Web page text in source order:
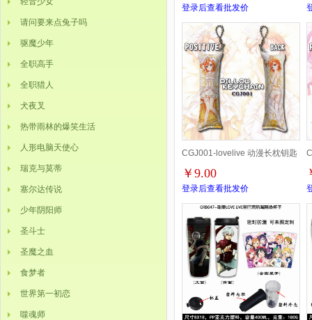
请问要来点兔子吗
驱魔少年
全职高手
全职猎人
犬夜叉
热带雨林的爆笑生活
人形电脑天使心
瑞克与莫蒂
塞尔达传说
少年阴阳师
圣斗士
圣魔之血
食梦者
世界第一初恋
噬魂师
登录后查看批发价
CGJ001-lovelive 动漫长枕钥匙
扣挂件 4X12CM
￥9.00
登录后查看批发价